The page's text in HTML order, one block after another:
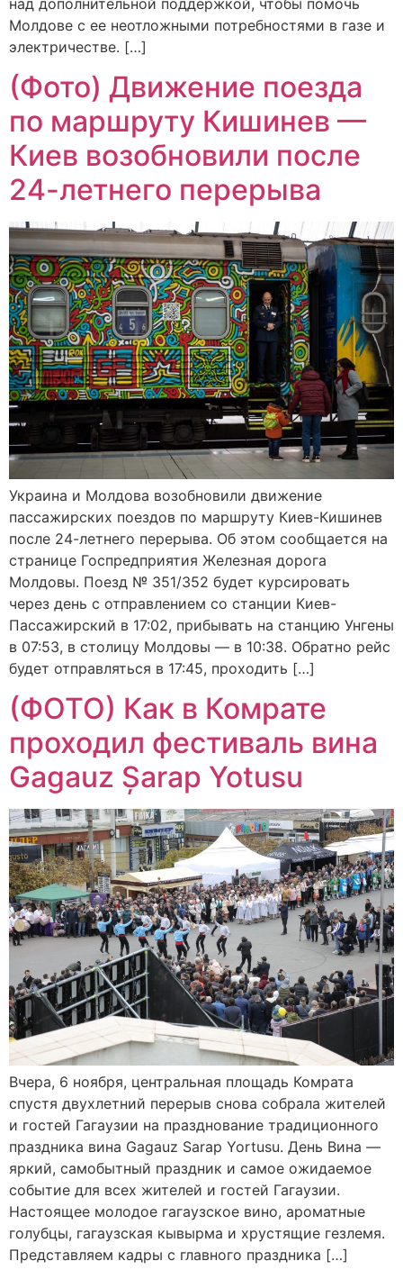
Молдове с ее неотложными потребностями в газе и
электричестве. […]
(Фото) Движение поезда
по маршруту Кишинев —
Киев возобновили после
24-летнего перерыва
Украина и Молдова возобновили движение
пассажирских поездов по маршруту Киев-Кишинев
после 24-летнего перерыва. Об этом сообщается на
странице Госпредприятия Железная дорога
Молдовы. Поезд № 351/352 будет курсировать
через день с отправлением со станции Киев-
Пассажирский в 17:02, прибывать на станцию Унгены
в 07:53, в столицу Молдовы — в 10:38. Обратно рейс
будет отправляться в 17:45, проходить […]
(ФОТО) Как в Комрате
проходил фестиваль вина
Gagauz Șarap Yotusu
Вчера, 6 ноября, центральная площадь Комрата
спустя двухлетний перерыв снова собрала жителей
и гостей Гагаузии на празднование традиционного
праздника вина Gagauz Sarap Yortusu. День Вина —
яркий, самобытный праздник и самое ожидаемое
событие для всех жителей и гостей Гагаузии.
Настоящее молодое гагаузское вино, ароматные
голубцы, гагаузская кывырма и хрустящие гезлемя.
Представляем кадры с главного праздника […]